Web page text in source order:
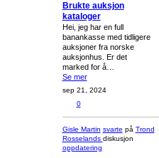
Brukte auksjon
kataloger
Hei, jeg har en full
banankasse med tidligere
auksjoner fra norske
auksjonhus. Er det
marked for å…
Se mer
sep 21, 2024
0
Gisle Martin svarte på Trond
Rosselands diskusjon
oppdatering